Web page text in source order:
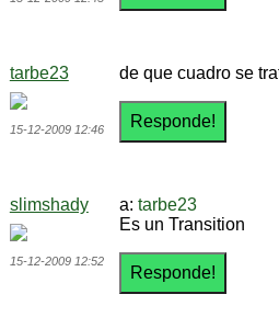
tarbe23
15-12-2009 12:46
de que cuadro se
slimshady
15-12-2009 12:52
a: tarbe23
Es un Transition